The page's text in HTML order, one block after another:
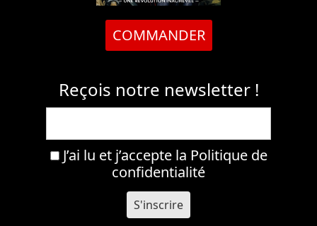
COMMANDER
Reçois notre newsletter !
J’ai lu et j’accepte la Politique de
confidentialité